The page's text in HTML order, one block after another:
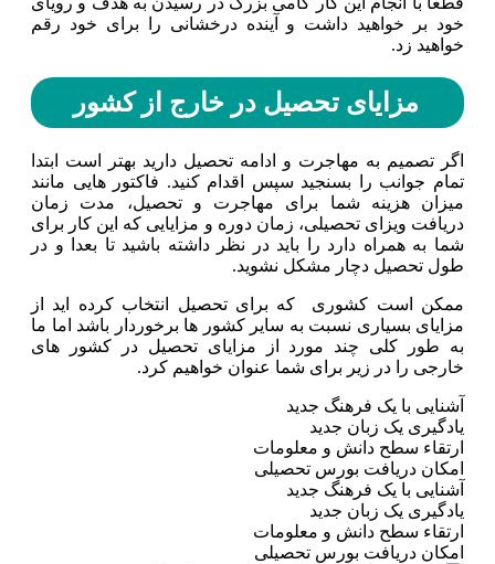
خود بر خواهید داشت و آینده درخشانی را برای خود رقم
خواهید زد‌.
مزایای تحصیل در خارج از کشور
اگر تصمیم به مهاجرت و ادامه تحصیل دارید بهتر است ابتدا
تمام جوانب را بسنجید سپس اقدام کنید. فاکتور هایی مانند
میزان هزینه شما برای مهاجرت و تحصیل، مدت زمان
دریافت ویزای تحصیلی، زمان دوره و مزایایی که این کار برای
شما به همراه دارد را باید در نظر داشته باشید تا بعدا و در
طول تحصیل دچار مشکل نشوید.
ممکن است کشوری که برای تحصیل انتخاب کرده اید از
مزایای بسیاری نسبت به سایر کشور ها برخوردار باشد اما ما
به طور کلی چند مورد از مزایای تحصیل در کشور های
خارجی را در زیر برای شما عنوان خواهیم کرد.
آشنایی با یک فرهنگ جدید
یادگیری یک زبان جدید
ارتقاء سطح دانش و معلومات
امکان دریافت بورس تحصیلی
آشنایی با یک فرهنگ جدید
یادگیری یک زبان جدید
ارتقاء سطح دانش و معلومات
امکان دریافت بورس تحصیلی